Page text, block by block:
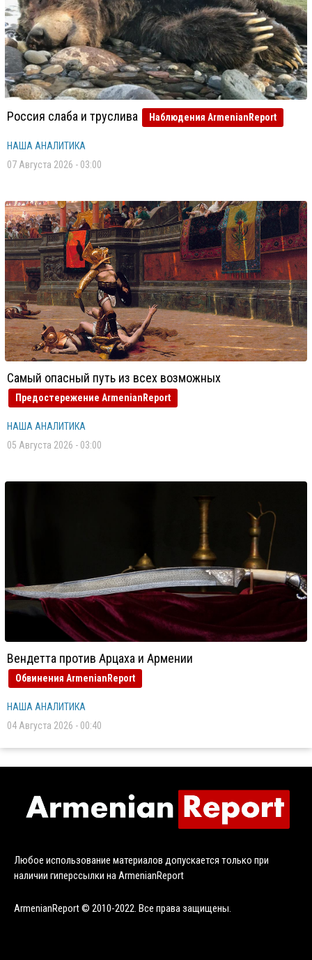
Россия слаба и труслива Наблюдения ArmenianReport
НАША АНАЛИТИКА
07 Августа 2026 - 03:00
Самый опасный путь из всех возможных
Предостережение ArmenianReport
НАША АНАЛИТИКА
05 Августа 2026 - 03:00
Вендетта против Арцаха и Армении
Обвинения ArmenianReport
НАША АНАЛИТИКА
04 Августа 2026 - 00:40
Любое использование материалов допускается только при
наличии гиперссылки на ArmenianReport
ArmenianReport © 2010-2022. Все права защищены.